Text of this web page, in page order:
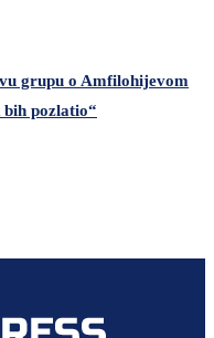
grupu o Amfilohijevom
pozlatio“